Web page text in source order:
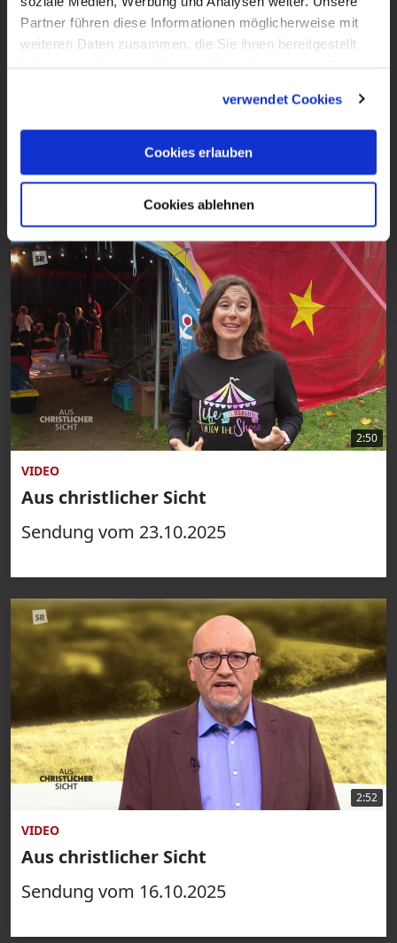
Partner führen diese Informationen möglicherweise mit
weiteren Daten zusammen, die Sie ihnen bereitgestellt
verwendet Cookies
Cookies erlauben
Cookies ablehnen
Aus christlicher Sicht
Sendung vom 06.11.2025
2:50
VIDEO
Aus christlicher Sicht
Sendung vom 23.10.2025
2:52
VIDEO
Aus christlicher Sicht
Sendung vom 16.10.2025